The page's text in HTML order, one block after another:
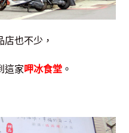
店也不少，
這家 呷冰食堂 。